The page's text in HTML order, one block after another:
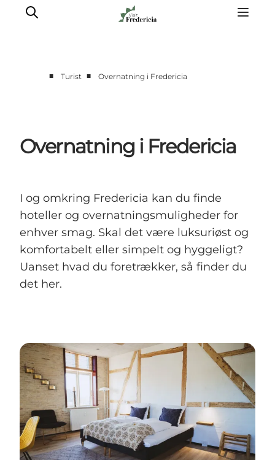
Spisesteder
Overnatning
Book guidet tur
■ Turist ■ Overnatning i Fredericia
Overnatning i Fredericia
I og omkring Fredericia kan du finde
hoteller og overnatningsmuligheder for
enhver smag. Skal det være luksuriøst og
komfortabelt eller simpelt og hyggeligt?
Uanset hvad du foretrækker, så finder du
det her.